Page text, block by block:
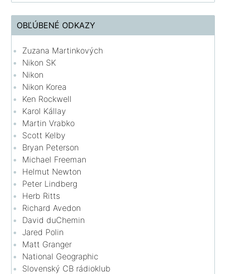
OBĽÚBENÉ ODKAZY
Zuzana Martinkových
Nikon SK
Nikon
Nikon Korea
Ken Rockwell
Karol Kállay
Martin Vrabko
Scott Kelby
Bryan Peterson
Michael Freeman
Helmut Newton
Peter Lindberg
Herb Ritts
Richard Avedon
David duChemin
Jared Polin
Matt Granger
National Geographic
Slovenský CB rádioklub